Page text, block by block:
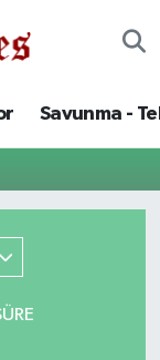
Savunma -